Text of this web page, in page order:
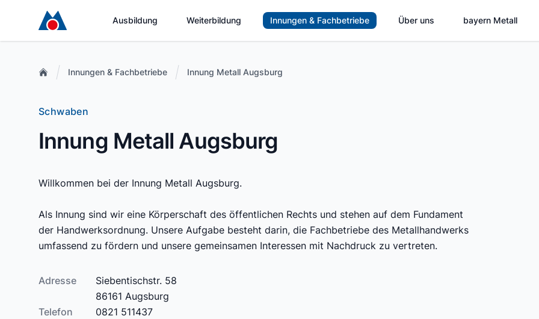
Ausbildung Weiterbildung Innungen & Fachbetriebe Über uns bayern Metall
Innungen & Fachbetriebe Innung Metall Augsburg
Schwaben
Innung Metall Augsburg
Willkommen bei der Innung Metall Augsburg.
Als Innung sind wir eine Körperschaft des öffentlichen Rechts und stehen auf dem Fundament
der Handwerksordnung. Unsere Aufgabe besteht darin, die Fachbetriebe des Metallhandwerks
umfassend zu fördern und unsere gemeinsamen Interessen mit Nachdruck zu vertreten.
Adresse
Siebentischstr. 58
86161 Augsburg
Telefon
0821 511437